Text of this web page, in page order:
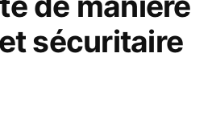
sécuritaire